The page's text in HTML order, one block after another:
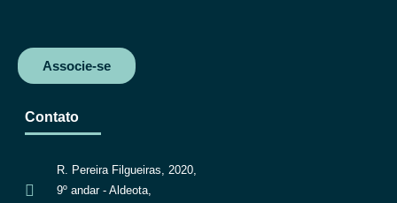
Associe-se
Contato
R. Pereira Filgueiras, 2020,
9º andar - Aldeota,